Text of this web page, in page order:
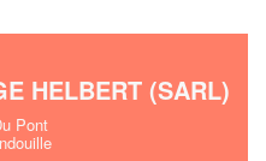
HELBERT (SARL)
Pont